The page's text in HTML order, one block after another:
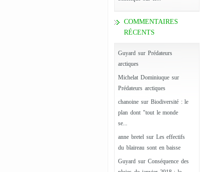
COMMENTAIRES
RÉCENTS
Guyard sur Prédateurs
arctiques
Michelat Dominiuquesur
Prédateurs arctiques
chanoine sur Biodiversité : le
plan dont "tout le monde
se...
anne bretelsur Les effectifs
du blaireau sont en baisse
Guyard sur Conséquence des